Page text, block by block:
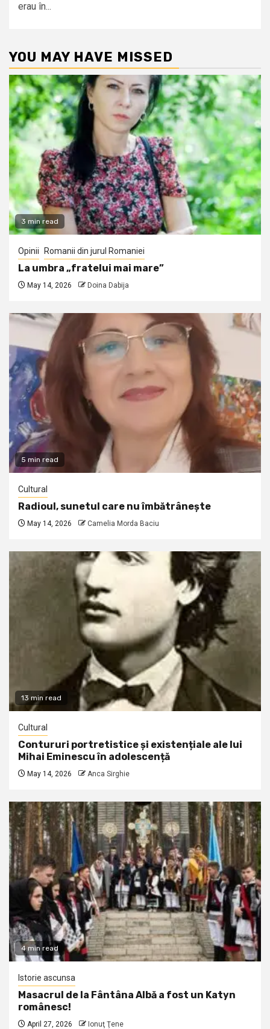
erau în...
YOU MAY HAVE MISSED
3 min read
Opinii Romanii din jurul Romaniei
La umbra „fratelui mai mare”
May 14, 2026 Doina Dabija
5 min read
Cultural
Radioul, sunetul care nu îmbătrânește
May 14, 2026 Camelia Morda Baciu
13 min read
Cultural
Contururi portretistice și existențiale ale lui
Mihai Eminescu în adolescență
May 14, 2026 Anca Sirghie
4 min read
Istorie ascunsa
Masacrul de la Fântâna Albă a fost un Katyn
românesc!
April 27, 2026 Ionuţ Ţene